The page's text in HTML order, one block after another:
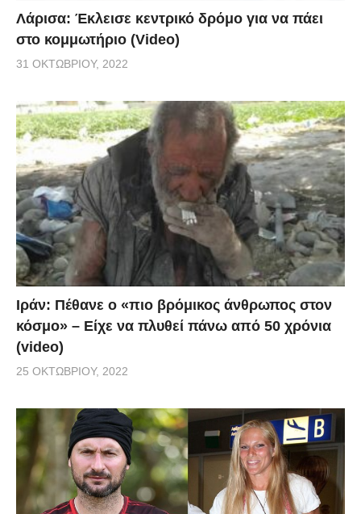
Λάρισα: Έκλεισε κεντρικό δρόμο για να πάει
στο κομμωτήριο (Video)
31 ΟΚΤΩΒΡΊΟΥ, 2022
Ιράν: Πέθανε ο «πιο βρόμικος άνθρωπος στον
κόσμο» – Είχε να πλυθεί πάνω από 50 χρόνια
(video)
25 ΟΚΤΩΒΡΊΟΥ, 2022